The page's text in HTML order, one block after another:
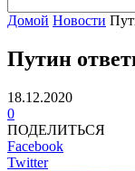
Домой Новости
Путин
18.12.2020
0
ПОДЕЛИТЬСЯ
Facebook
Twitter